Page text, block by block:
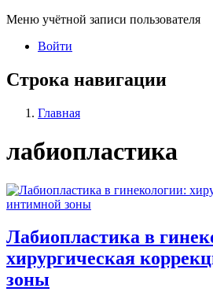
Меню учётной записи пользователя
Войти
Строка навигации
Главная
лабиопластика
Лабиопластика в
хирургическая
зоны